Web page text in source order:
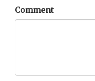
Comment